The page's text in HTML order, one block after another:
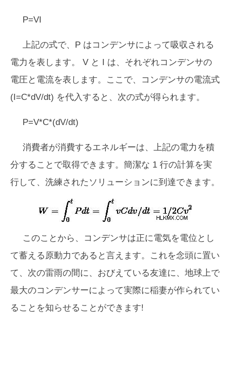
P=VI
上記の式で、P はコンデンサによって吸収される
電力を表します。 V と I は、それぞれコンデンサの
電圧と電流を表します。ここで、コンデンサの電流式
(I=C*dV/dt) を代入すると、次の式が得られます。
P=V*C*(dV/dt)
消費者が消費するエネルギーは、上記の電力を積
分することで取得できます。簡潔な 1 行の計算を実
行して、洗練されたソリューションに到達できます。
このことから、コンデンサは正に電気を電位とし
て蓄える原動力であると言えます。これを念頭に置い
て、次の雷雨の間に、おびえている友達に、地球上で
最大のコンデンサーによって実際に稲妻が作られてい
ることを知らせることができます!